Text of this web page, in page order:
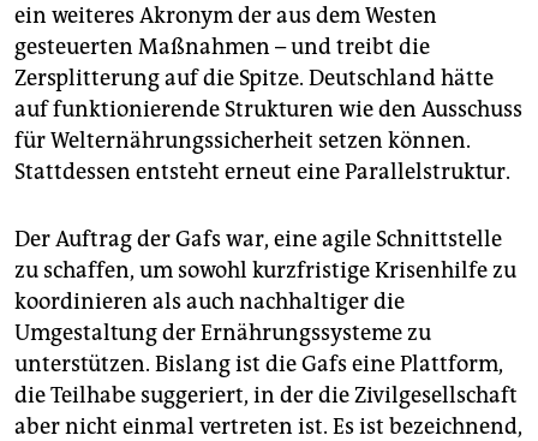
ein weiteres Akronym der aus dem Westen
gesteuerten Maßnahmen – und treibt die
Zersplitterung auf die Spitze. Deutschland hätte
auf funktionierende Strukturen wie den Ausschuss
für Welternährungssicherheit setzen können.
Stattdessen entsteht erneut eine Parallelstruktur.
Der Auftrag der Gafs war, eine agile Schnittstelle
zu schaffen, um sowohl kurzfristige Krisenhilfe zu
koordinieren als auch nachhaltiger die
Umgestaltung der Ernährungssysteme zu
unterstützen. Bislang ist die Gafs eine Plattform,
die Teilhabe suggeriert, in der die Zivilgesellschaft
aber nicht einmal vertreten ist. Es ist bezeichnend,